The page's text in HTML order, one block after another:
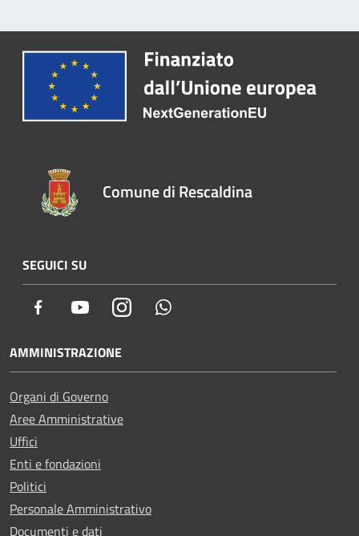
Comune di Rescaldina
SEGUICI SU
Facebook YoutubeInstagram
AMMINISTRAZIONE
Organi di Governo
Aree Amministrative
Uffici
Enti e fondazioni
Politici
Personale Amministrativo
Documenti e dati